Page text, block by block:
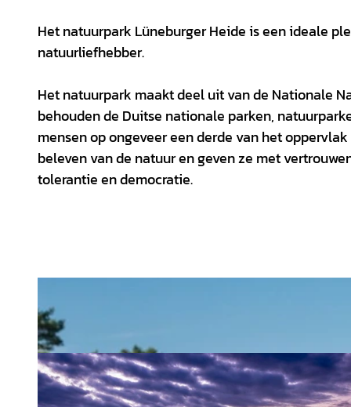
Het natuurpark Lüneburger Heide is een ideale
natuurliefhebber.
Het natuurpark maakt deel uit van de Nationale
behouden de Duitse nationale parken,
mensen op ongeveer een derde van het
beleven van de natuur en geven ze met
tolerantie en democratie.